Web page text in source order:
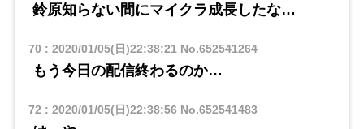
鈴原知らない間にマイクラ成長したな…
70 : 2020/01/05(日)22:38:21 No.652541264
もう今日の配信終わるのか…
72 : 2020/01/05(日)22:38:56 No.652541483